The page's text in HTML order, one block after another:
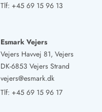
Tlf: +45 69 15 96 13
Esmark Vejers
Vejers Havvej 81, Vejers
DK-6853 Vejers Strand
vejers@esmark.dk
Tlf: +45 69 15 96 17